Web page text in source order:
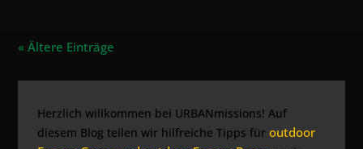
« Ältere Einträge
Herzlich willkommen bei URBANmissions! Auf
diesem Blog teilen wir hilfreiche Tipps füroutdoor